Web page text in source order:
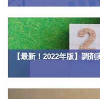
【最新！2022年版】調